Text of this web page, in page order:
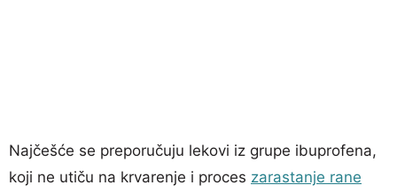
Najčešće se preporučuju lekovi iz grupe ibuprofena,
koji ne utiču na krvarenje i proces zarastanje rane